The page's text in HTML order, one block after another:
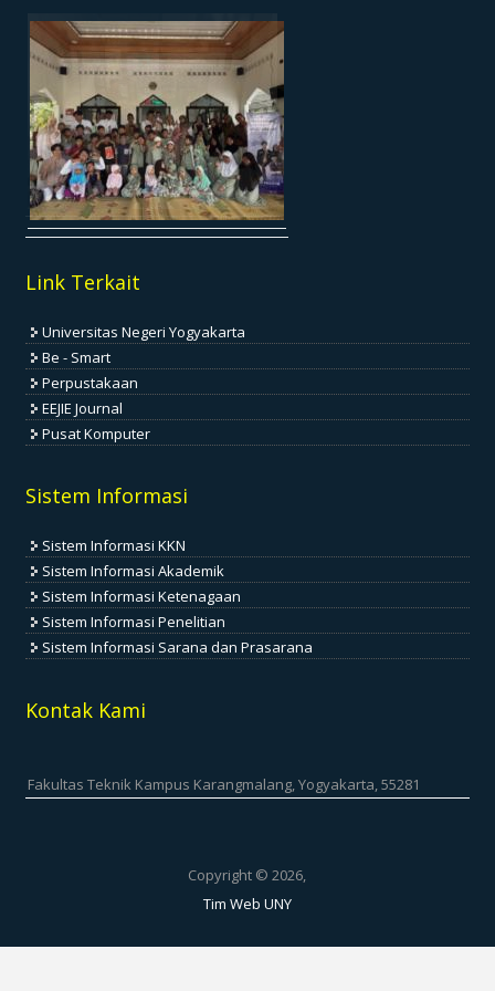
Link Terkait
Universitas Negeri Yogyakarta
Be - Smart
Perpustakaan
EEJIE Journal
Pusat Komputer
Sistem Informasi
Sistem Informasi KKN
Sistem Informasi Akademik
Sistem Informasi Ketenagaan
Sistem Informasi Penelitian
Sistem Informasi Sarana dan Prasarana
Kontak Kami
Fakultas Teknik Kampus Karangmalang, Yogyakarta, 55281
Copyright © 2026,
Tim Web UNY